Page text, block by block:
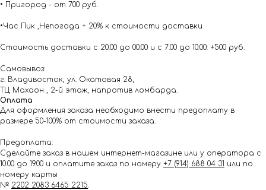
• Пригород - от 700 руб.
•Час Пик ,Непогода + 20% к стоимости доставки
Стоимость доставки с 20:00 до 00:00 и с 7:00 до 10:00: +500 руб.
Самовывоз:
г. Владивосток, ул. Окатовая 28,
ТЦ Махаон , 2-й этаж, напротив ломбарда.
Оплата
Для оформления заказа необходимо внести предоплату в
размере 50-100% от стоимости заказа.
Предоплата:
Сделайте заказ в нашем интернет-магазине или у оператора с
10.00 до 19.00 и оплатите заказ по номеру +7 (914) 688 04 31 или по
номеру карты
№ 2202 2083 6465 2215.